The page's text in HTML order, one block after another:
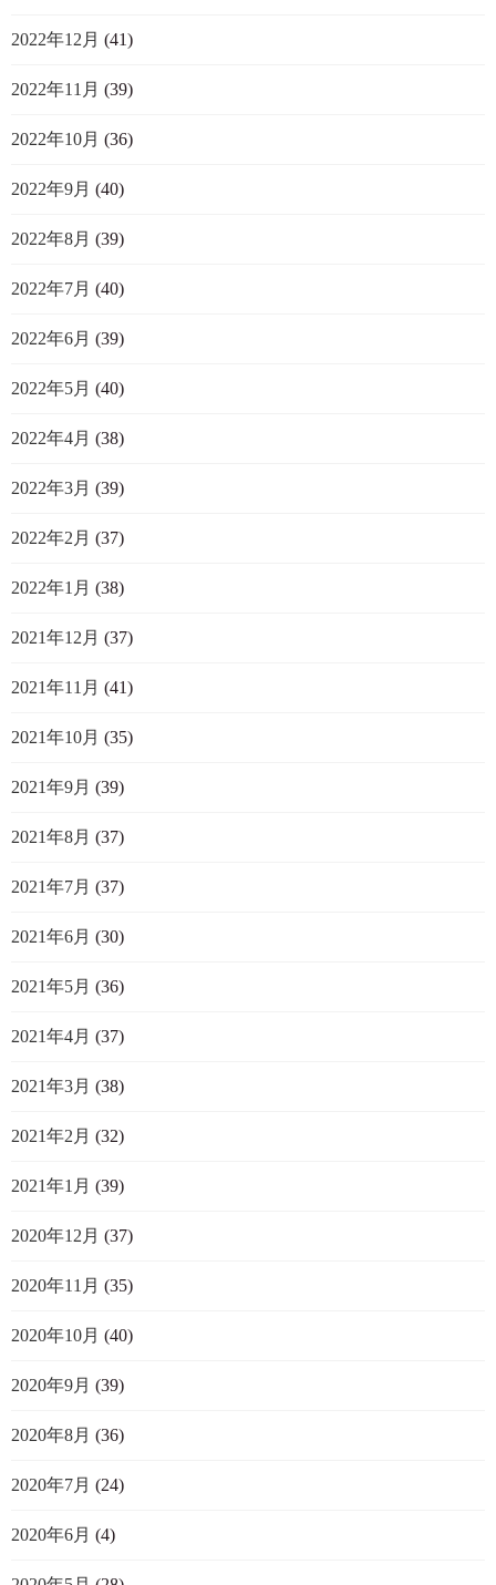
2022年12月 (41)
2022年11月 (39)
2022年10月 (36)
2022年9月 (40)
2022年8月 (39)
2022年7月 (40)
2022年6月 (39)
2022年5月 (40)
2022年4月 (38)
2022年3月 (39)
2022年2月 (37)
2022年1月 (38)
2021年12月 (37)
2021年11月 (41)
2021年10月 (35)
2021年9月 (39)
2021年8月 (37)
2021年7月 (37)
2021年6月 (30)
2021年5月 (36)
2021年4月 (37)
2021年3月 (38)
2021年2月 (32)
2021年1月 (39)
2020年12月 (37)
2020年11月 (35)
2020年10月 (40)
2020年9月 (39)
2020年8月 (36)
2020年7月 (24)
2020年6月 (4)